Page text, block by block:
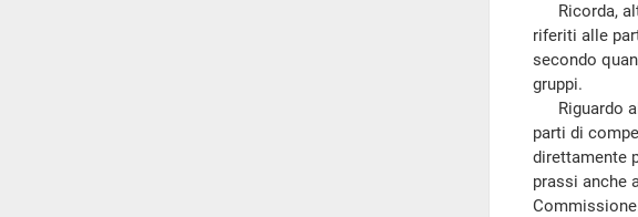
Ricorda,
riferiti alle
secondo
gruppi.
Riguardo al
parti di
direttamente
prassi anche